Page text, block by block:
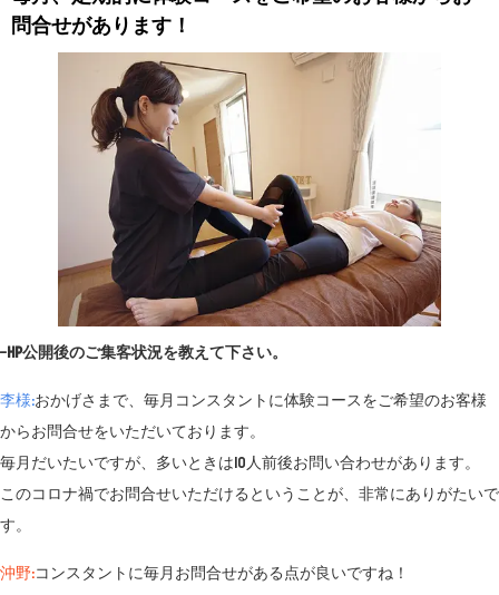
問合せがあります！
−HP公開後のご集客状況を教えて下さい。
李様:おかげさまで、毎月コンスタントに体験コースをご希望のお客様
からお問合せをいただいております。
毎月だいたいですが、多いときは10人前後お問い合わせがあります。
このコロナ禍でお問合せいただけるということが、非常にありがたいで
す。
沖野:コンスタントに毎月お問合せがある点が良いですね！